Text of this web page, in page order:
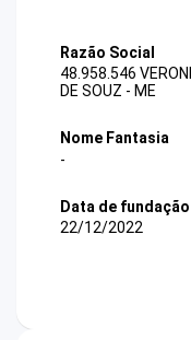
Razão Social
48.958.546
DE SOUZ - ME
Nome Fantasia
-
Data de fundação
22/12/2022